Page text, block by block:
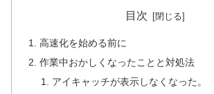
目次
高速化を始める前に
作業中おかしくなったことと対処法
アイキャッチが表示しなくなった。